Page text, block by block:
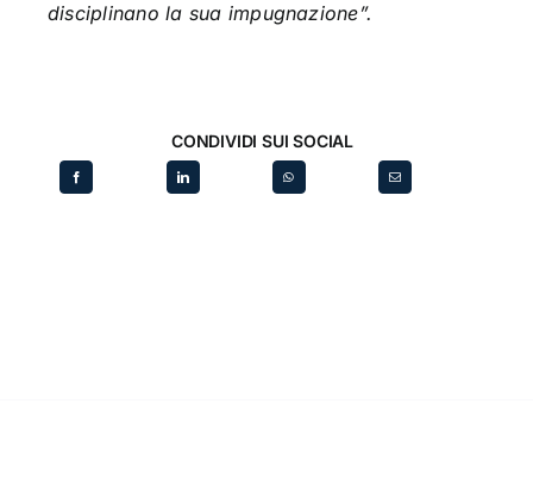
disciplinano la sua impugnazione”.
CONDIVIDI SUI SOCIAL